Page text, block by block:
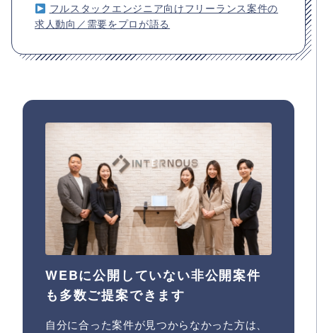
フルスタックエンジニア向けフリーランス案件の
求人動向／需要をプロが語る
WEBに公開していない非公開案件
も多数ご提案できます
自分に合った案件が見つからなかった方は、